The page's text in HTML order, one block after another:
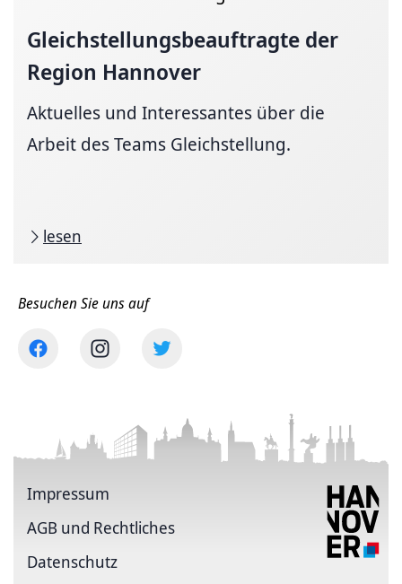
Gleichstellungsbeauftragte der
Region Hannover
Aktuelles und Interessantes über die
Arbeit des Teams Gleichstellung.
lesen
Besuchen Sie uns auf
Impressum
AGB und Rechtliches
Datenschutz